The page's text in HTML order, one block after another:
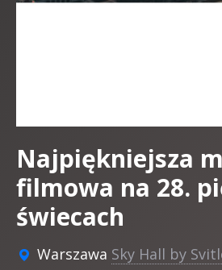
Najpiękniejsza
filmowa na 28.
świecach
Warszawa Sky Hall by